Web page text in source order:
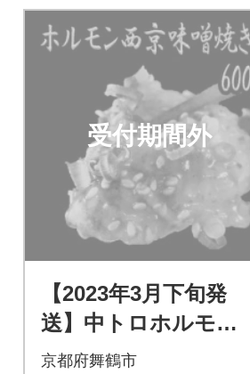
受付期間外
【2023年3月下旬発
送】中トロホルモン
西京味噌焼き 600g
京都府舞鶴市